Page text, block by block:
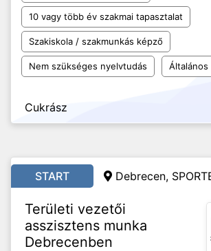
10 vagy több év szakmai tapasztalat
Szakiskola / szakmunkás képző
Nem szükséges nyelvtudás Általános
Cukrász
START Debrecen,
Területi vezetői
asszisztens munka
Debrecenben